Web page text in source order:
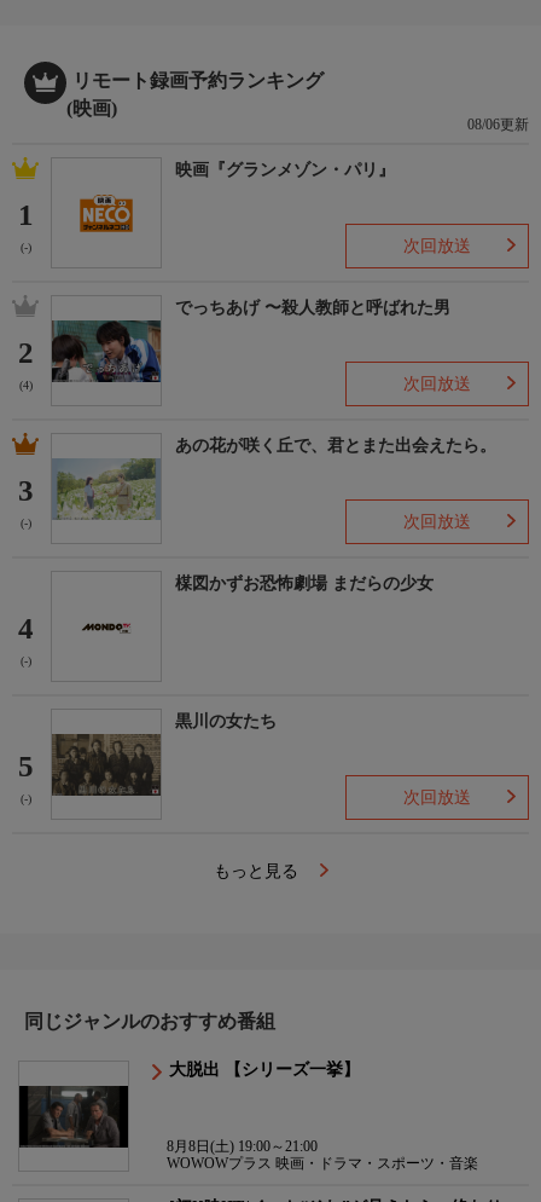
リモート録画予約ランキング
(映画)
08/06更新
1
(-)
映画『グランメゾン・パリ』
次回放送
2
(4)
でっちあげ 〜殺人教師と呼ばれた男
次回放送
3
(-)
あの花が咲く丘で、君とまた出会えたら。
次回放送
4
(-)
楳図かずお恐怖劇場 まだらの少女
5
(-)
黒川の女たち
次回放送
もっと見る
同じジャンルのおすすめ番組
大脱出 【シリーズ一挙】
8月8日(土) 19:00～21:00
WOWOWプラス 映画・ドラマ・スポーツ・音楽